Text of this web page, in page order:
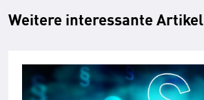
Weitere interessante Artikel